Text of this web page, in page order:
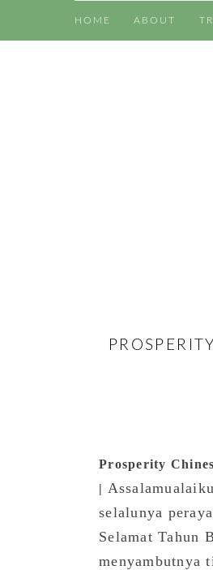
HOME ABOUT
Prosperity
|
selalunya
Selamat Tahun
menyambutnya